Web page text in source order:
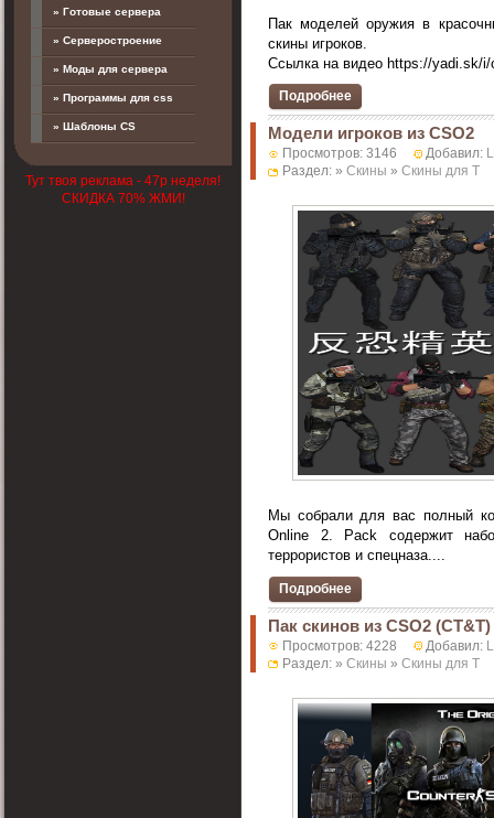
Пак моделей оружия в
скины игроков.
Ссылка на видео https://yadi.sk/i/
Подробнее
Модели игроков из CSO2
Просмотров: 3146 Добавил:
Раздел: » Скины » Скины для T
Мы собрали для вас полный
Online 2. Pack содержит
террористов и спецназа....
Подробнее
Пак скинов из CSO2 (CT&T)
Просмотров: 4228 Добавил:
Раздел: » Скины » Скины для T
» Готовые сервера
» Серверостроение
» Моды для сервера
» Программы для css
» Шаблоны CS
Тут твоя реклама - 47р неделя!
СКИДКА 70% ЖМИ!